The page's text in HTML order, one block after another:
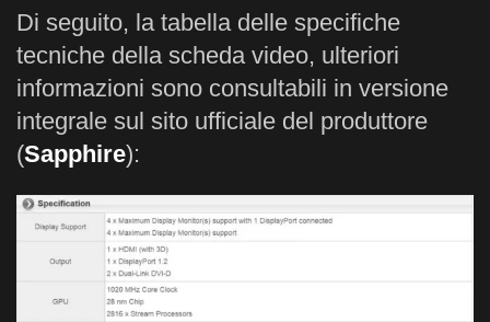
Di seguito, la tabella delle specifiche
tecniche della scheda video, ulteriori
informazioni sono consultabili in versione
integrale sul sito ufficiale del produttore
(Sapphire):